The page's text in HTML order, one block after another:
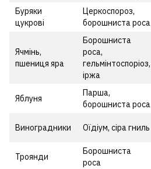
Буряки
цукрові
Церкоспороз,
борошниста роса
Ячмінь,
пшениця яра
Борошниста
роса,
гельмінтоспоріоз,
іржа
Яблуня
Парша,
борошниста роса
Виноградники Оїдіум, сіра гниль
Троянди
Борошниста
роса